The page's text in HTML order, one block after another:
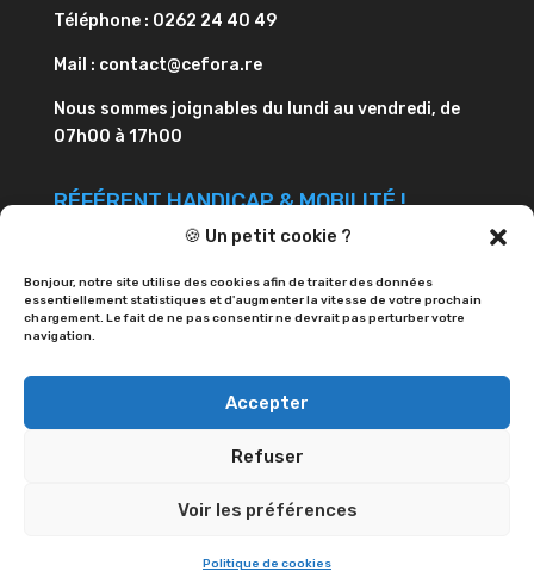
🍪 Un petit cookie ?
Bonjour, notre site utilise des cookies afin de traiter des données
essentiellement statistiques et d'augmenter la vitesse de votre prochain
chargement. Le fait de ne pas consentir ne devrait pas perturber votre
navigation.
Accepter
Refuser
Voir les préférences
Politique de cookies
Téléphone : 0262 24 40 49
Mail : contact@cefora.re
Nous sommes joignables du lundi au vendredi, de
07h00 à 17h00
RÉFÉRENT HANDICAP & MOBILITÉ !
Dominique STEPHEN
Téléphone : 0262 24 40 49
Mail : ds@cefora.re
CGV
Design by LB pour Cefora Réunion © 2023